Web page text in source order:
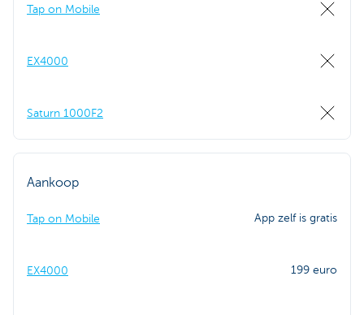
Tap on Mobile
EX4000
Saturn 1000F2
Aankoop
Tap on Mobile App zelf is gratis
EX4000 199 euro